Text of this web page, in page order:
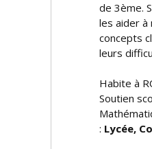
de 3ème.
les aider à
concepts
leurs
Habite à
Soutien
: Lycée,